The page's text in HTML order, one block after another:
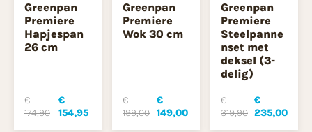
Greenpan
Premiere
Hapjespan
26 cm
€
174,90
€
154,95
Greenpan
Premiere
Wok 30 cm
€
199,00
€
149,00
Greenpan
Premiere
Steelpanne
nset met
deksel (3-
delig)
€
319,90
€
235,00